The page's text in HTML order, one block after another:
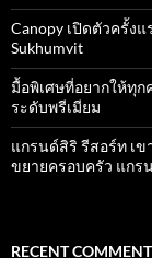
Canopy เปิดตัวครั้งแ
Sukhumvit
มื้อพิเศษที่อยากให้ทุก
ระดับพรีเมียม
แกรนด์สิริ​ รีสอร์ท​ เ
ขยายครอบครัว แกร
RECENT